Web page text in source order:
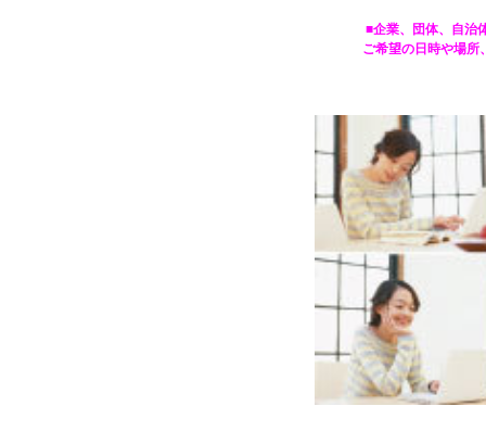
■企業、団体、自治
ご希望の日時や場所